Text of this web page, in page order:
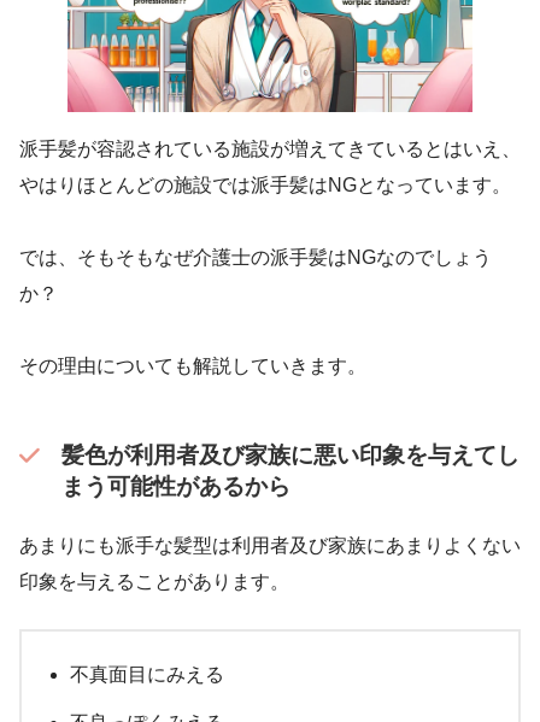
派手髪が容認されている施設が増えてきているとはいえ、
やはりほとんどの施設では派手髪はNGとなっています。
では、そもそもなぜ介護士の派手髪はNGなのでしょう
か？
その理由についても解説していきます。
髪色が利用者及び家族に悪い印象を与えてし
まう可能性があるから
あまりにも派手な髪型は利用者及び家族にあまりよくない
印象を与えることがあります。
不真面目にみえる